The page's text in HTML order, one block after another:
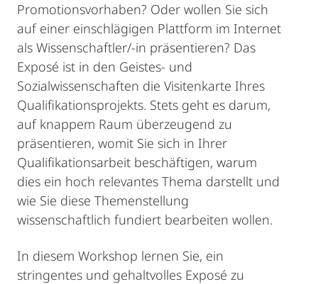
Promotionsvorhaben? Oder wollen Sie sich
auf einer einschlägigen Plattform im Internet
als Wissenschaftler/-in präsentieren? Das
Exposé ist in den Geistes- und
Sozialwissenschaften die Visitenkarte Ihres
Qualifikationsprojekts. Stets geht es darum,
auf knappem Raum überzeugend zu
präsentieren, womit Sie sich in Ihrer
Qualifikationsarbeit beschäftigen, warum
dies ein hoch relevantes Thema darstellt und
wie Sie diese Themenstellung
wissenschaftlich fundiert bearbeiten wollen.
In diesem Workshop lernen Sie, ein
stringentes und gehaltvolles Exposé zu